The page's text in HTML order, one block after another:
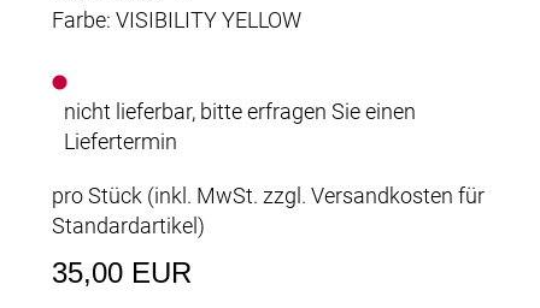
Farbe: VISIBILITY YELLOW
nicht lieferbar, bitte erfragen Sie einen
Liefertermin
pro Stück (inkl. MwSt. zzgl. Versandkosten für
Standardartikel)
35,00 EUR